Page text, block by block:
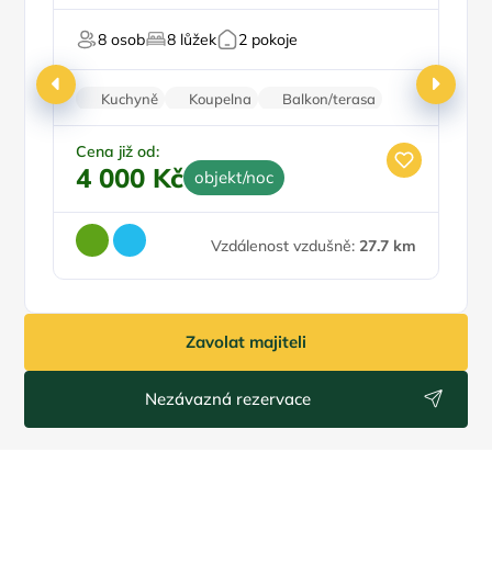
U lyžařského střediska
8 osob 8 lůžek 2 pokoje
Kuchyně Koupelna
Balkon/terasa
Pračka
Parkování zdarma
Cena již od:
4 000 Kč objekt/noc
Vzdálenost vzdušně: 27.7 km
Zavolat majiteli
Nezávazná rezervace